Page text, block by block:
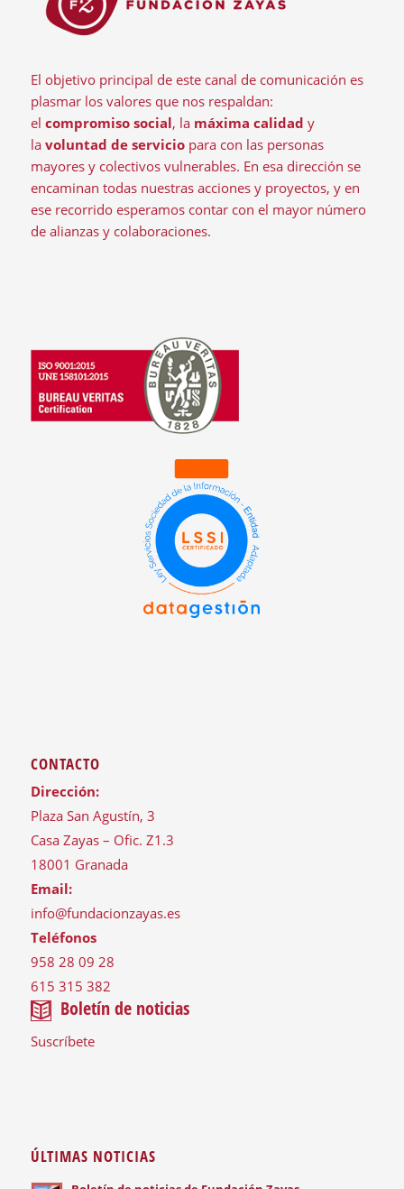
El objetivo principal de este canal de comunicación es
plasmar los valores que nos respaldan:
el compromiso social, la máxima calidad y
la voluntad de serviciopara con las personas
mayores y colectivos vulnerables. En esa dirección se
encaminan todas nuestras acciones y proyectos, y en
ese recorrido esperamos contar con el mayor número
de alianzas y colaboraciones.
CONTACTO
Dirección:
Plaza San Agustín, 3
Casa Zayas – Ofic. Z1.3
18001 Granada
Email:
info@fundacionzayas.es
Teléfonos
958 28 09 28
615 315 382
Boletín de noticias
Suscríbete
ÚLTIMAS NOTICIAS